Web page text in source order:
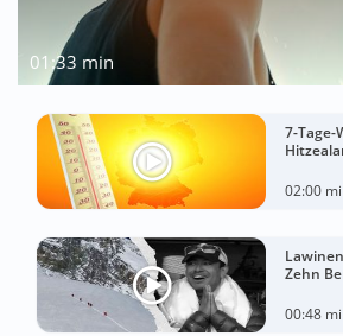
01:33 min
7-Tage-
02:00
Zehn
00:48